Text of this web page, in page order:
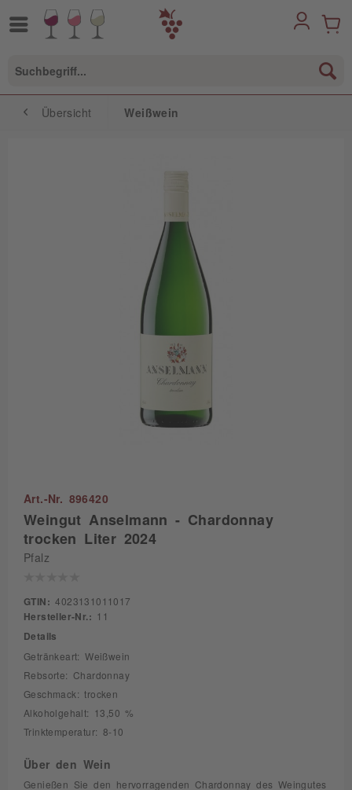
Übersicht Weißwein
Art.-Nr. 896420
Weingut Anselmann - Chardonnay
trocken Liter 2024
Pfalz
GTIN: 4023131011017
Hersteller-Nr.: 11
Details
Getränkeart: Weißwein
Rebsorte: Chardonnay
Geschmack: trocken
Alkoholgehalt: 13,50 %
Trinktemperatur: 8-10
Über den Wein
Genießen Sie den hervorragenden Chardonnay des Weingutes